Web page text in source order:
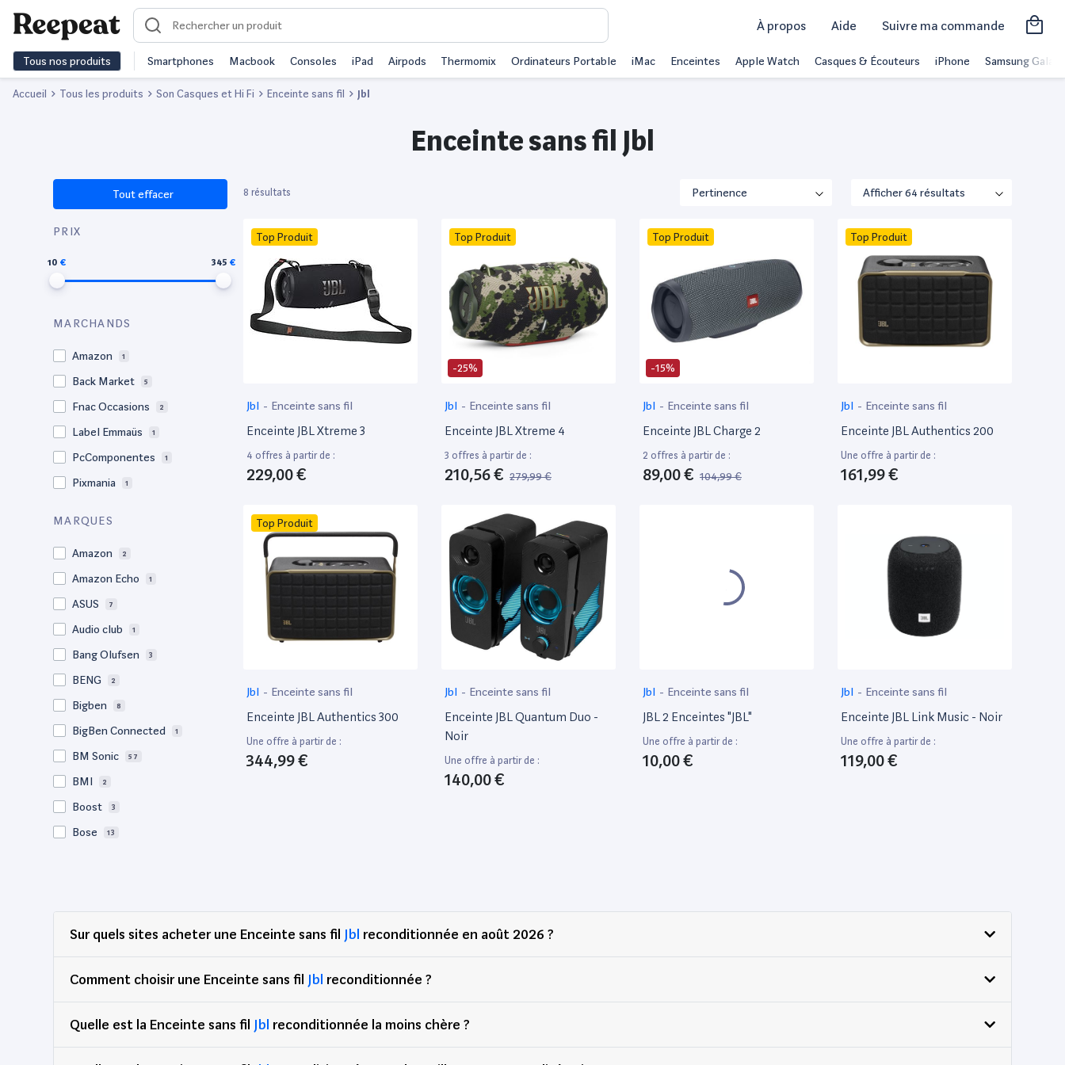
À propos Aide Suivre ma commande
Tous nos produits Smartphones Macbook Consoles iPad Airpods Thermomix Ordinateurs Portable iMac Enceintes Apple Watch Casques & Écouteurs iPhone Samsung Galaxy
Accueil Tous les produits Son Casques et Hi Fi Enceinte sans fil Jbl
Enceinte sans fil Jbl
Tout effacer
PRIX
10 345
MARCHANDS
Amazon 1
Back Market 5
Fnac Occasions 2
Label Emmaüs 1
PcComponentes 1
Pixmania 1
MARQUES
Amazon 2
Amazon Echo 1
ASUS 7
Audio club 1
Bang Olufsen 3
BENG 2
Bigben 8
BigBen Connected 1
BM Sonic 57
BMI 2
Boost 3
Bose 13
E audio 8
Evidence Acoustics 11
Festi Sound 1
FestiSound
8 résultats
Top Produit
Jbl - Enceinte sans fil
Enceinte JBL Xtreme 3
4 offres à partir de :
229,00 €
-25%
Top Produit
Jbl - Enceinte sans fil
Enceinte JBL Xtreme 4
3 offres à partir de :
210,56 € 279,99 €
-15%
Top Produit
Jbl - Enceinte sans fil
Enceinte JBL Charge 2
2 offres à partir de :
89,00 € 104,99 €
Top Produit
Jbl - Enceinte sans fil
Enceinte JBL Authentics 200
Une offre à partir de :
161,99 €
Top Produit
Jbl - Enceinte sans fil
Enceinte JBL Authentics 300
Une offre à partir de :
344,99 €
Jbl - Enceinte sans fil
Enceinte JBL Quantum Duo -
Noir
Une offre à partir de :
140,00 €
Jbl - Enceinte sans fil
JBL 2 Enceintes "JBL"
Une offre à partir de :
10,00 €
Jbl - Enceinte sans fil
Enceinte JBL Link Music - Noir
Une offre à partir de :
119,00 €
Sur quels sites acheter une Enceinte sans fil Jbl reconditionnée en août 2026 ?
Comment choisir une Enceinte sans fil Jbl reconditionnée ?
Quelle est la Enceinte sans fil Jbl reconditionnée la moins chère ?